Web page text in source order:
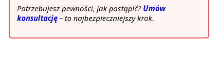
Potrzebujesz pewności, jak postąpić? Umów
konsultację – to najbezpieczniejszy krok.